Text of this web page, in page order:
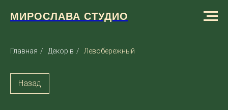
МИРОСЛАВА СТУДИО
Главная / Декор в / Левобережный
Назад